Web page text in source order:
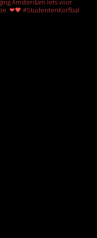
Amsterdam iets voor
❤🖤 #StudentenKorfbal